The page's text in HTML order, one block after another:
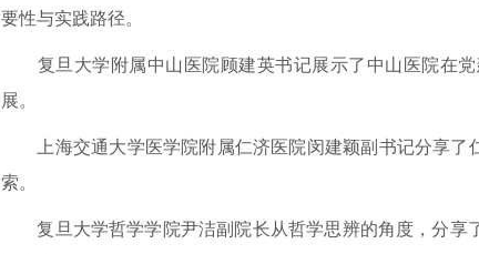
要性与实践路径。
复旦大学附属中山医院顾建英书记展示了中山医院在党
展。
上海交通大学医学院附属仁济医院闵建颖副书记分享了
索。
复旦大学哲学学院尹洁副院长从哲学思辨的角度，分享